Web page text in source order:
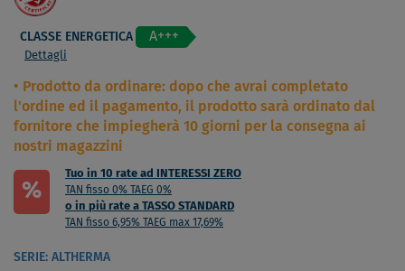
CLASSE ENERGETICA A+++
Dettagli
Prodotto da ordinare: dopo che avrai completato
l'ordine ed il pagamento, il prodotto sarà ordinato dal
fornitore che impiegherà 10 giorni per la consegna ai
nostri magazzini
%
Tuo in 10 rate ad INTERESSI ZERO
TAN fisso 0% TAEG 0%
o in più rate a TASSO STANDARD
TAN fisso 6,95% TAEG max 17,69%
SERIE: ALTHERMA